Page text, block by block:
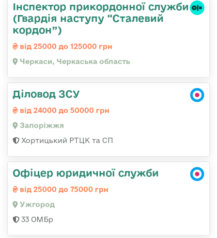
Інспектор прикордонної служби
(Гвардія наступу “Сталевий
кордон”)
від 25000 до 125000 грн
Черкаси, Черкаська область
Діловод ЗСУ
від 24000 до 50000 грн
Запоріжжя
Хортицький РТЦК та СП
Офіцер юридичної служби
від 25000 до 75000 грн
Ужгород
33 ОМБр